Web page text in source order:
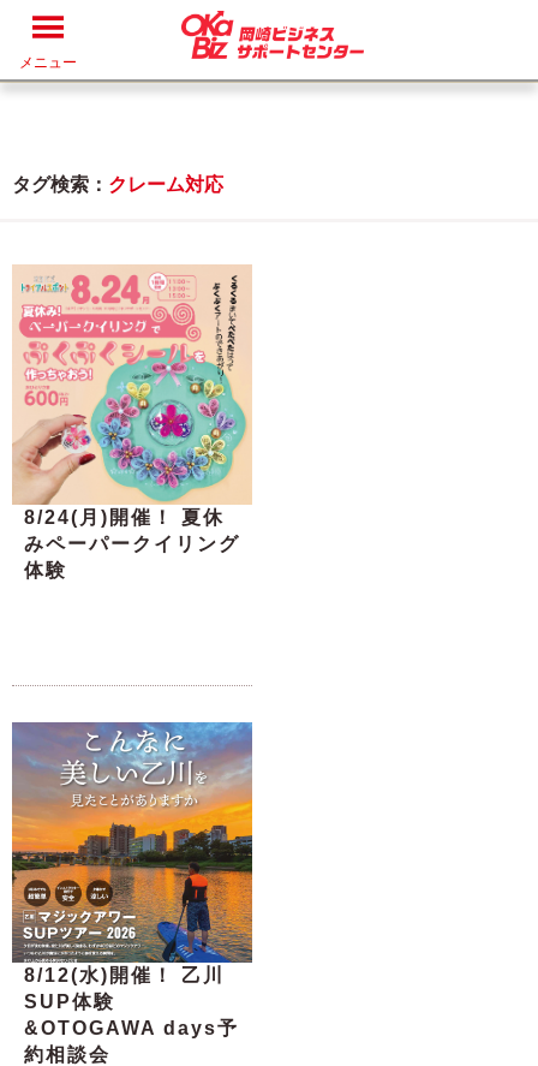
メニュー
タグ検索： クレーム対応
8/24(月)開催！ 夏休
みペーパークイリング
体験
8/12(水)開催！ 乙川
SUP体験
&OTOGAWA days予
約相談会